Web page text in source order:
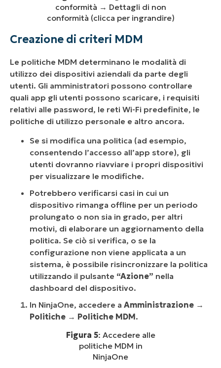
conformità → Dettagli di non
conformità (clicca per ingrandire)
Creazione di criteri MDM
Le politiche MDM determinano le modalità di
utilizzo dei dispositivi aziendali da parte degli
utenti. Gli amministratori possono controllare
quali app gli utenti possono scaricare, i requisiti
relativi alle password, le reti Wi-Fi predefinite, le
politiche di utilizzo personale e altro ancora.
Se si modifica una politica (ad esempio,
consentendo l’accesso all’app store), gli
utenti dovranno riavviare i propri dispositivi
per visualizzare le modifiche.
Potrebbero verificarsi casi in cui un
dispositivo rimanga offline per un periodo
prolungato o non sia in grado, per altri
motivi, di elaborare un aggiornamento della
politica. Se ciò si verifica, o se la
configurazione non viene applicata a un
sistema, è possibile risincronizzare la politica
utilizzando il pulsante “Azione” nella
dashboard del dispositivo.
In NinjaOne, accedere a Amministrazione →
Politiche → Politiche MDM.
Figura 5: Accedere alle
politiche MDM in
NinjaOne